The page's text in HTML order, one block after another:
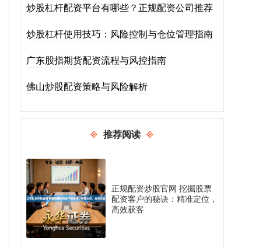
炒股杠杆配资平台有哪些？正规配资公司推荐
炒股杠杆使用技巧：风险控制与仓位管理指南
广东股指期货配资流程与风控指南
佛山炒股配资策略与风险解析
推荐阅读
正规配资炒股官网 挖掘股票
配资客户的秘诀：精准定位，
高效获客